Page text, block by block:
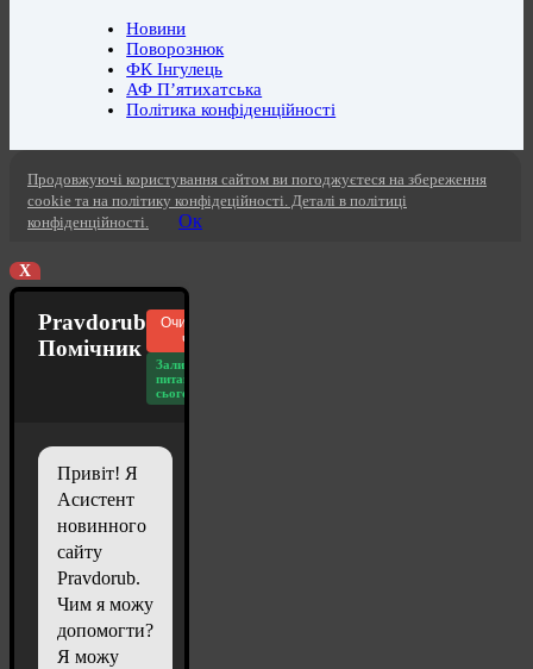
Новини
Поворознюк
ФК Інгулець
АФ П’ятихатська
Політика конфіденційності
Продовжуючі користування сайтом ви погоджуєтеся на збереження
cookie та на політику конфідеційності. Деталі в політиці
конфіденційності.
Ок
X
Pravdorub
Помічник
Очистити
чат
Залишилось
питань
сьогодні: 20
Привіт! Я
Асистент
новинного
сайту
Pravdorub.
Чим я можу
допомогти?
Я можу